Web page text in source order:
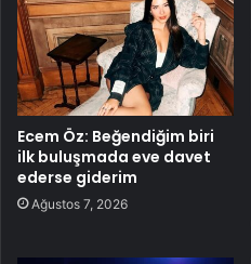
Ecem Öz: Beğendiğim biri
ilk buluşmada eve davet
ederse giderim
Ağustos 7, 2026